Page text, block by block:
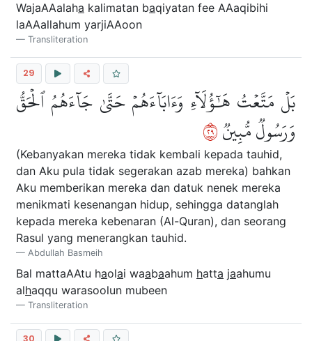
WajaAAalaha kalimatan baqiyatan fee AAaqibihi
laAAallahum yarjiAAoon
Transliteration
29
بَلۡ مَتَّعۡتُ هَٰٓؤُلَآءِ وَءَابَآءَهُمۡ حَتَّىٰ جَآءَهُمُ ٱلۡحَقُّ
وَرَسُولٞ مُّبِينٞ٩٢
(Kebanyakan mereka tidak kembali kepada tauhid,
dan Aku pula tidak segerakan azab mereka) bahkan
Aku memberikan mereka dan datuk nenek mereka
menikmati kesenangan hidup, sehingga datanglah
kepada mereka kebenaran (Al-Quran), dan seorang
Rasul yang menerangkan tauhid.
Abdullah Basmeih
Bal mattaAAtu haolai waabaahum hatta jaahumu
alhaqqu warasoolun mubeen
Transliteration
30